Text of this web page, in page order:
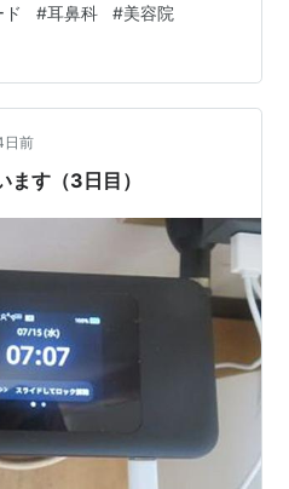
ました。 が、データー流出
もしないといけなくなって
容院へ予約を入れようと、
ービューティーで予約を進
ットカードが利用できない
てますと表示…
#耳鼻科 #美容院
日前
す（3日目）